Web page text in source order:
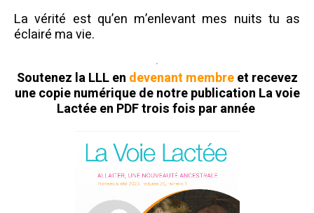
La vérité est qu’en m’enlevant mes nuits tu as
éclairé ma vie.
Soutenez la LLL en devenant membreet recevez
une copie numérique de notre publication La voie
Lactée en PDF trois fois par année